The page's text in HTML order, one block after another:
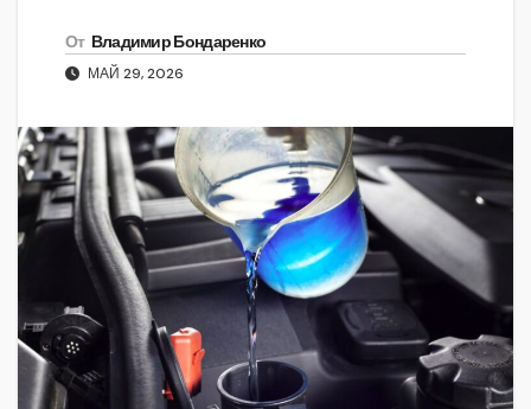
От Владимир Бондаренко
МАЙ 29, 2026